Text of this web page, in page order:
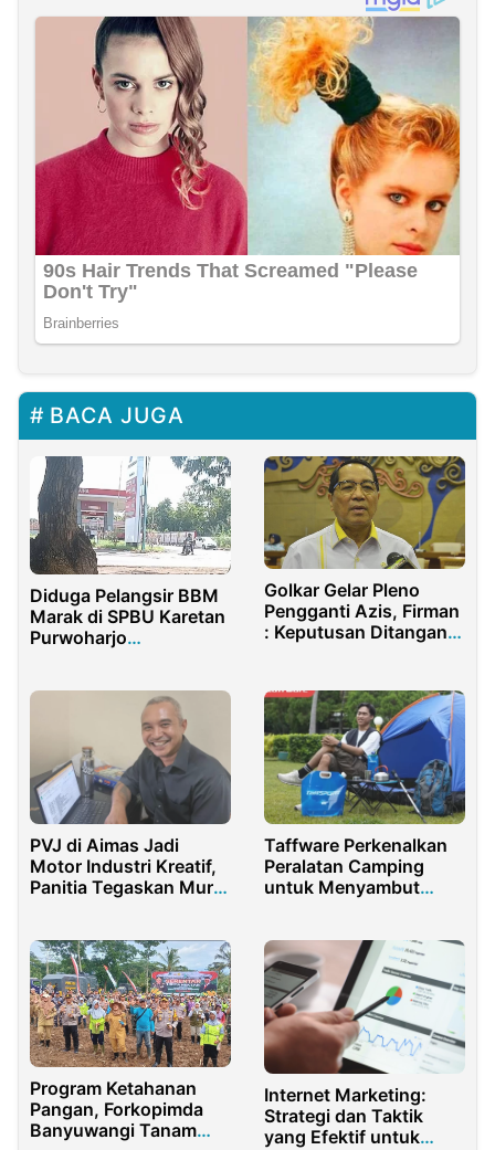
BACA JUGA
Diduga Pelangsir BBM
Marak di SPBU Karetan
Purwoharjo
Golkar Gelar Pleno
Pengganti Azis, Firman
: Keputusan Ditangan
PVJ di Aimas Jadi
Motor Industri Kreatif,
Panitia Tegaskan Murni
Taffware Perkenalkan
Peralatan Camping
untuk Menyambut
Program Ketahanan
Pangan, Forkopimda
Banyuwangi Tanam
Internet Marketing:
Strategi dan Taktik
yang Efektif untuk